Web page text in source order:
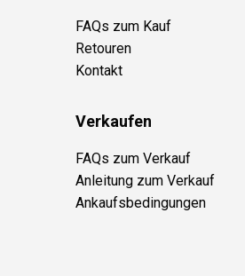
FAQs zum Kauf
Retouren
Kontakt
Verkaufen
FAQs zum Verkauf
Anleitung zum Verkauf
Ankaufsbedingungen